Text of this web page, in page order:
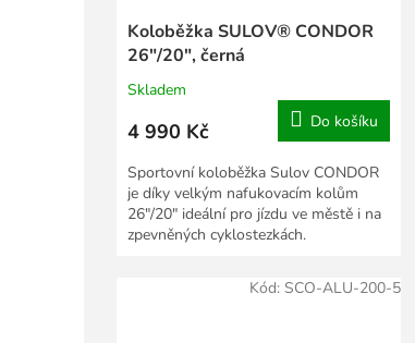
Koloběžka SULOV® CONDOR
26"/20", černá
Skladem
4 990 Kč Do košíku
Sportovní koloběžka Sulov CONDOR
je díky velkým nafukovacím kolům
26"/20" ideální pro jízdu ve městě i na
zpevněných cyklostezkách.
Kód: SCO-ALU-200-5